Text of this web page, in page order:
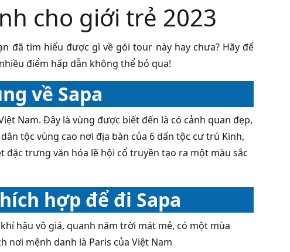
cho giới trẻ 2023
đã tìm hiểu được gì về gói tour này hay chưa? Hãy để
điểm hấp dẫn không thể bỏ qua!
về Sapa
Nam. Đây là vùng được biết đến là có cảnh quan đẹp,
tộc vùng cao nơi địa bàn của 6 dấn tộc cư trú Kinh,
đặc trưng văn hóa lẽ hội cổ truyền tạo ra một màu sắc
hợp để đi Sapa
hậu vô giá, quanh năm trời mát mẻ, có một mùa
mệnh danh là Paris của Việt Nam